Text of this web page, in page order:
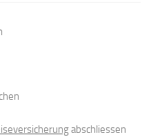
abschliessen